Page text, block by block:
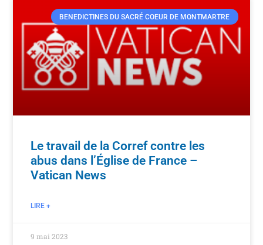
BENEDICTINES DU SACRÉ COEUR DE MONTMARTRE
Le travail de la Corref contre les
abus dans l’Église de France –
Vatican News
LIRE +
9 mai 2023